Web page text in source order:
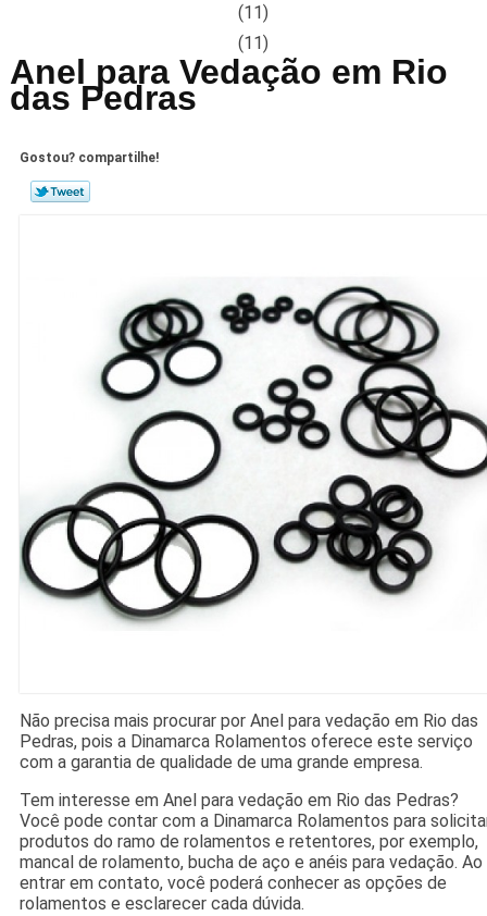
(11)
(11)
Anel para Vedação em Rio
das Pedras
Gostou? compartilhe!
Não precisa mais procurar por Anel para vedação em Rio das
Pedras, pois a Dinamarca Rolamentos oferece este serviço
com a garantia de qualidade de uma grande empresa.
Tem interesse em Anel para vedação em Rio das Pedras?
Você pode contar com a Dinamarca Rolamentos para
produtos do ramo de rolamentos e retentores, por exemplo,
mancal de rolamento, bucha de aço e anéis para vedação. Ao
entrar em contato, você poderá conhecer as opções de
rolamentos e esclarecer cada dúvida.